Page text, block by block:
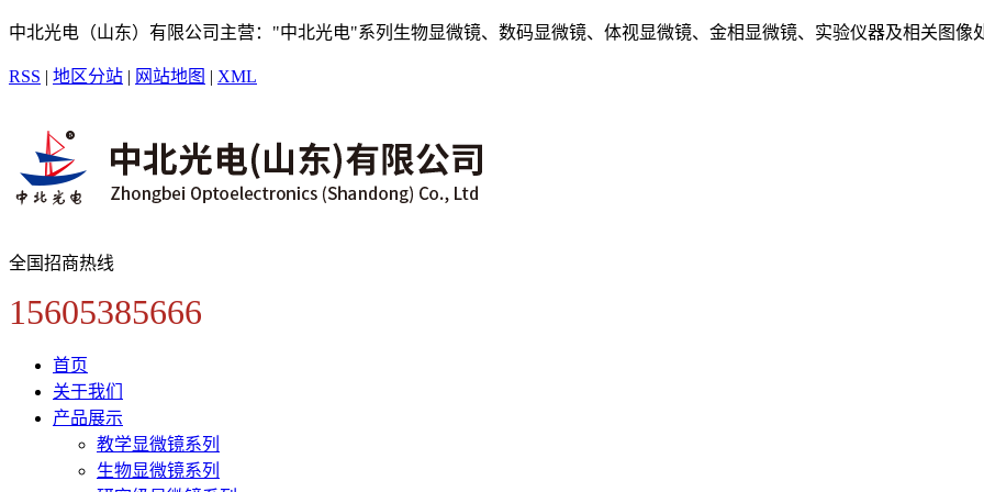
中北光电（山东）有限公司主营："中北光电"系列生物显微镜、数码显微镜、体视显微镜、金相显微镜、实验仪器及相关图像
RSS | 地区分站 | 网站地图 | XML
全国招商热线
15605385666
首页
关于我们
产品展示
教学显微镜系列
生物显微镜系列